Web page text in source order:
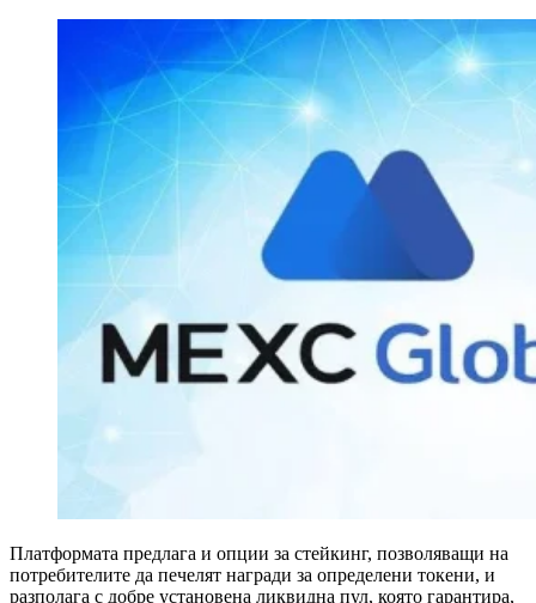
Платформата предлага и опции за стейкинг, позволяващи на
потребителите да печелят награди за определени токени, и
разполага с добре установена ликвидна пул, която гарантира,